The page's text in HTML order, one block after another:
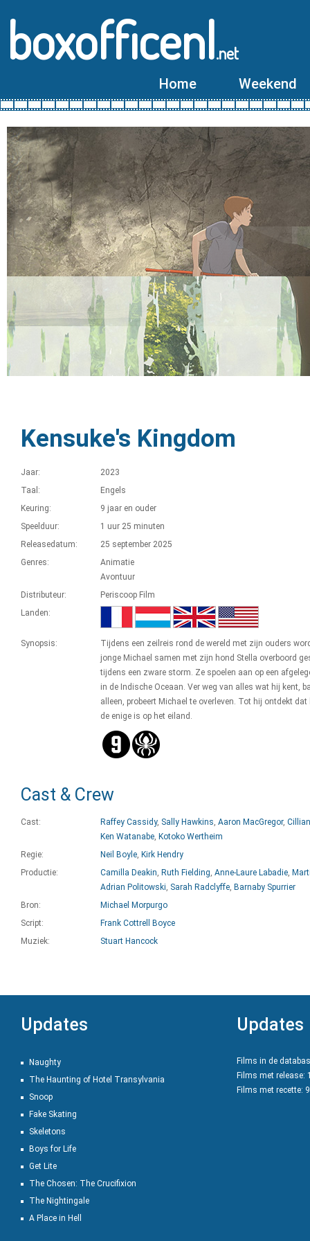
boxofficenl.net
Home Weekend
Kensuke's Kingdom
Jaar:
2023
Taal:
Engels
Keuring:
9 jaar en ouder
Speelduur:
1 uur 25 minuten
Releasedatum:
25 september 2025
Genres:
Animatie
Avontuur
Distributeur:
Periscoop Film
Landen:
Synopsis:
Tijdens een zeilreis rond de wereld met zijn ouders
jonge Michael samen met zijn hond Stella overboord
tijdens een zware storm. Ze spoelen aan op een
in de Indische Oceaan. Ver weg van alles wat hij kent,
alleen, probeert Michael te overleven. Tot hij ontdekt dat
de enige is op het eiland.
Cast & Crew
Cast: Raffey Cassidy, Sally Hawkins, Aaron MacGregor,
Ken Watanabe, Kotoko Wertheim
Regie:
Neil Boyle, Kirk Hendry
Productie:
Camilla Deakin, Ruth Fielding, Anne-Laure Labadie,
Adrian Politowski, Sarah Radclyffe, Barnaby Spurrier
Bron:
Michael Morpurgo
Script:
Frank Cottrell Boyce
Muziek:
Stuart Hancock
Updates
Naughty
The Haunting of Hotel Transylvania
Snoop
Fake Skating
Skeletons
Boys for Life
Get Lite
The Chosen: The Crucifixion
The Nightingale
A Place in Hell
Updates
Films in de
Films met release:
Films met recette: